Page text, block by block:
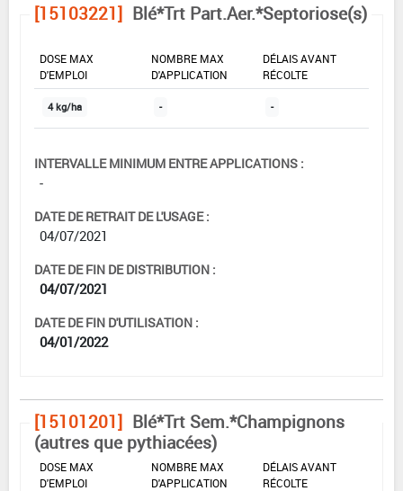
[15103221] Blé*Trt Part.Aer.*Septoriose(s)
DOSE MAX
D'EMPLOI
NOMBRE MAX
D'APPLICATION
DÉLAIS AVANT
RÉCOLTE
4 kg/ha - -
INTERVALLE MINIMUM ENTRE APPLICATIONS :
-
DATE DE RETRAIT DE L'USAGE :
04/07/2021
DATE DE FIN DE DISTRIBUTION :
04/07/2021
DATE DE FIN D'UTILISATION :
04/01/2022
[15101201] Blé*Trt Sem.*Champignons
(autres que pythiacées)
DOSE MAX
D'EMPLOI
NOMBRE MAX
D'APPLICATION
DÉLAIS AVANT
RÉCOLTE